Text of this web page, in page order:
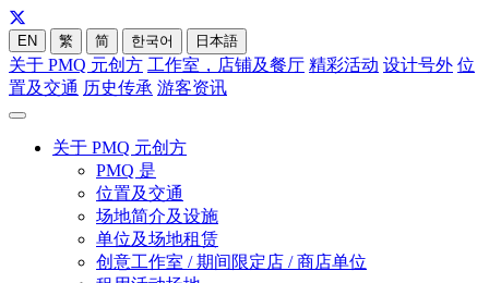
EN 繁 简 한국어 日本語
关于 PMQ 元创方 工作室，店铺及餐厅 精彩活动 设计号外 位
置及交通 历史传承 游客资讯
关于 PMQ 元创方
PMQ 是
位置及交通
场地简介及设施
单位及场地租赁
创意工作室 / 期间限定店 / 商店单位